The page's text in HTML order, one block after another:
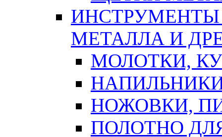
ИНСТРУМЕНТЫ
МЕТАЛЛА И
МОЛОТКИ,
НОЖОВКИ,
ПОЛОТНО